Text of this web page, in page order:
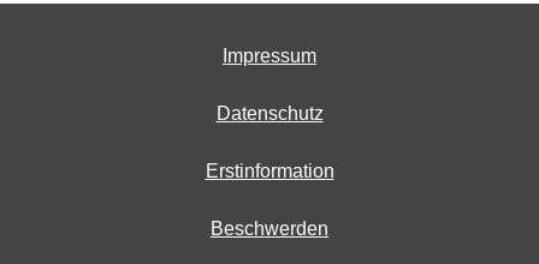
Impressum
Datenschutz
Erstinformation
Beschwerden